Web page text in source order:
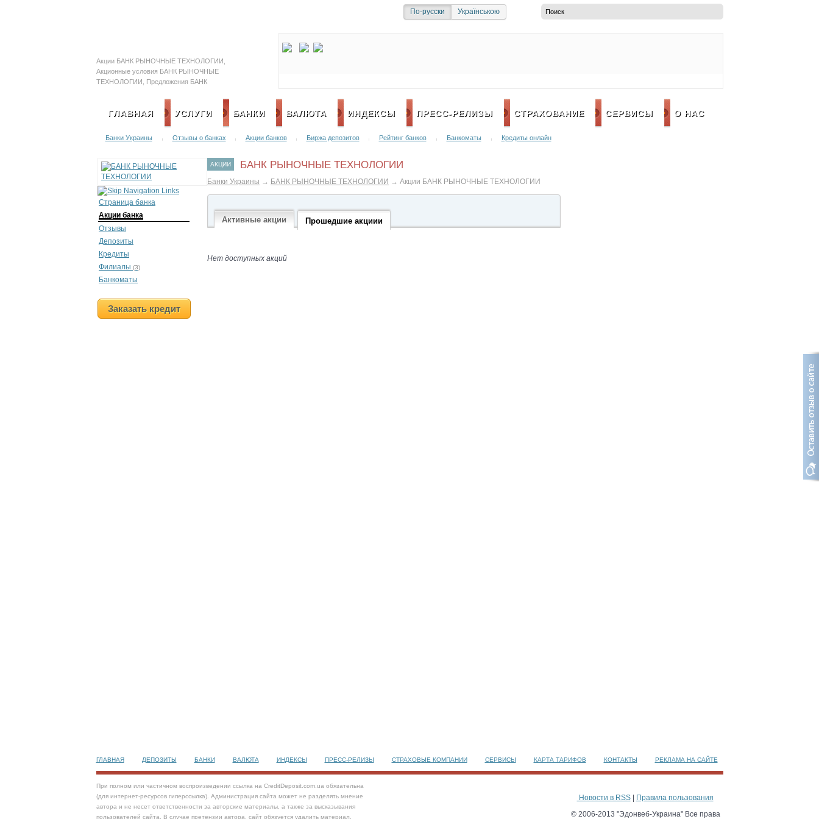
По-русски Українською
Акции БАНК РЫНОЧНЫЕ ТЕХНОЛОГИИ,
Акционные условия БАНК РЫНОЧНЫЕ
ТЕХНОЛОГИИ, Предложения БАНК
ГЛАВНАЯ УСЛУГИ БАНКИ ВАЛЮТА ИНДЕКСЫ ПРЕСС-РЕЛИЗЫ СТРАХОВАНИЕ СЕРВИСЫ О НАС
Банки Украины | Отзывы о банках | Акции банков | Биржа депозитов | Рейтинг банков | Банкоматы | Кредиты онлайн
Страница банка
Акции банка
Отзывы
Депозиты
Кредиты
Филиалы (3)
Банкоматы
Заказать кредит
АКЦИИ БАНК РЫНОЧНЫЕ ТЕХНОЛОГИИ
Банки Украины → БАНК РЫНОЧНЫЕ ТЕХНОЛОГИИ → Акции БАНК РЫНОЧНЫЕ ТЕХНОЛОГИИ
Активные акции Прошедшие акциии
Нет доступных акций
ГЛАВНАЯ ДЕПОЗИТЫ БАНКИ ВАЛЮТА ИНДЕКСЫ ПРЕСС-РЕЛИЗЫ СТРАХОВЫЕ КОМПАНИИ СЕРВИСЫ КАРТА ТАРИФОВ КОНТАКТЫ РЕКЛАМА НА САЙТЕ
При полном или частичном воспроизведении ссылка на CreditDeposit.com.ua обязательна
(для интернет-ресурсов гиперссылка). Администрация сайта может не разделять мнение
автора и не несет ответственности за авторские материалы, а также за высказывания
пользователей сайта. В случае претензии автора, сайт обязуется удалить материал.
Новости в RSS|
Правила пользования
© 2006-2013 "Эдонвеб-Украина" Все права